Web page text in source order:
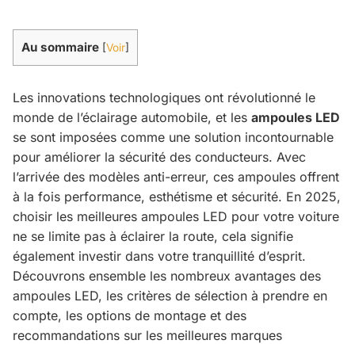
Au sommaire [Voir]
Les innovations technologiques ont révolutionné le
monde de l’éclairage automobile, et les ampoules LED
se sont imposées comme une solution incontournable
pour améliorer la sécurité des conducteurs. Avec
l’arrivée des modèles anti-erreur, ces ampoules offrent
à la fois performance, esthétisme et sécurité. En 2025,
choisir les meilleures ampoules LED pour votre voiture
ne se limite pas à éclairer la route, cela signifie
également investir dans votre tranquillité d’esprit.
Découvrons ensemble les nombreux avantages des
ampoules LED, les critères de sélection à prendre en
compte, les options de montage et des
recommandations sur les meilleures marques